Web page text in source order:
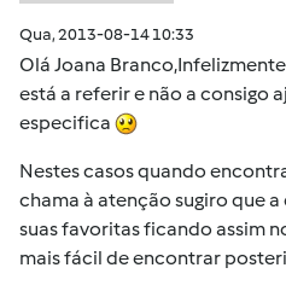
Qua, 2013-08-14 10:33
Olá Joana
está a referir e não a consigo
especifica
Nestes casos quando
chama à atenção sugiro que
suas favoritas ficando assim
mais fácil de encontrar